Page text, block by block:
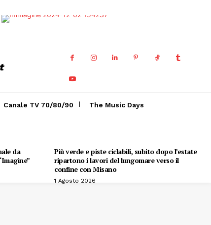
Canale TV 70/80/90 The Music Days
da
Più verde e piste ciclabili, subito dopo l’estate
ripartono i lavori del lungomare verso il
confine con Misano
1 Agosto 2026